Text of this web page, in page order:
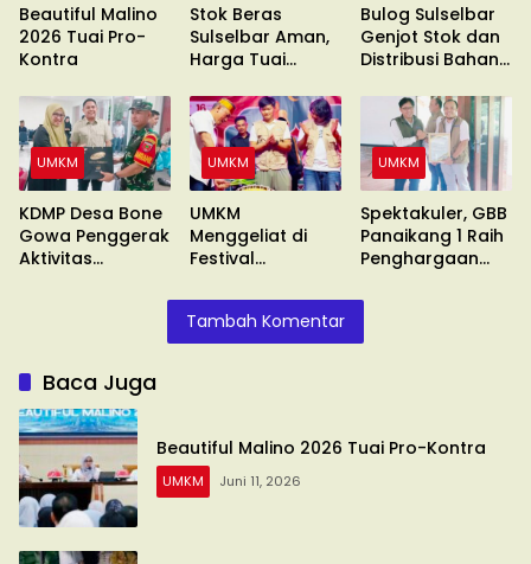
Beautiful Malino
2026 Tuai Pro-
Kontra
Stok Beras
Sulselbar Aman,
Harga Tuai
Bulog Sulselbar
Genjot Stok dan
Distribusi Bahan
UMKM
KDMP Desa Bone
Gowa Penggerak
Aktivitas
UMKM
UMKM
Menggeliat di
Festival
Bahagia
UMKM
Spektakuler, GBB
Panaikang 1 Raih
Penghargaan
Tambah Komentar
Baca Juga
Beautiful Malino 2026 Tuai Pro-Kontra
UMKM Juni 11, 2026